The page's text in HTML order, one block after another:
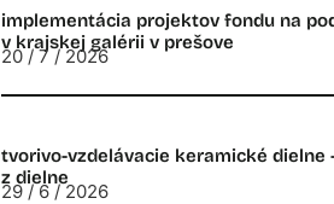
implementácia projektov fondu na
v krajskej galérii v prešove
20 / 7 / 2026
tvorivo-vzdelávacie keramické dielne
z dielne
29 / 6 / 2026